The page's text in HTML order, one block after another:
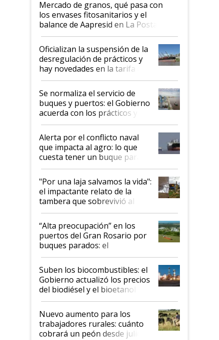
Mercado de granos, qué pasa con
los envases fitosanitarios y el
balance de Aapresid en La Posta
Oficializan la suspensión de la
desregulación de prácticos y
hay novedades en la tarifa de
la hidrovía
Se normaliza el servicio de
buques y puertos: el Gobierno
acuerda con los prácticos y
suspende el decreto de
desregulación
Alerta por el conflicto naval
que impacta al agro: lo que
cuesta tener un buque parado
y el peligro de que Argentina
pase a ser "país sucio"
"Por una laja salvamos la vida":
el impactante relato de la
tambera que sobrevivió al
tornado
“Alta preocupación” en los
puertos del Gran Rosario por
buques parados: el
funcionamiento de las
exportadoras en tensión tras
la medida de fuerza de los
prácticos
Suben los biocombustibles: el
Gobierno actualizó los precios
del biodiésel y el bioetanol
Nuevo aumento para los
trabajadores rurales: cuánto
cobrará un peón desde julio